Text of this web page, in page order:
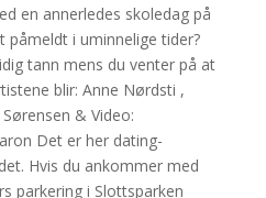
en annerledes skoledag på
påmeldt i uminnelige tider?
tann mens du venter på at
blir: Anne Nørdsti ,
& Video:
Det er her dating-
Hvis du ankommer med
parkering i Slottsparken